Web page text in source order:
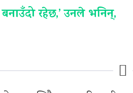
रहेछ,’ उनले भनिन्,